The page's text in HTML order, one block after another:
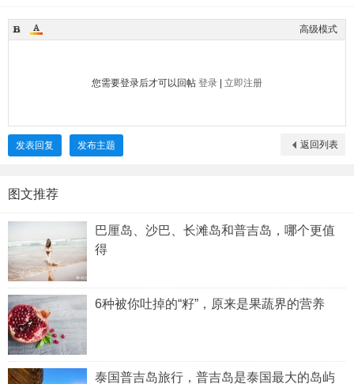
高级模式
您需要登录后才可以回帖 登录 立即注册
返回列表
发表回复 发布主题
图文推荐
巴厘岛、沙巴、长滩岛和普吉岛，哪个更值
得
6种被你吐掉的“籽”，原来是果蔬界的营养
泰国普吉岛旅行，普吉岛是泰国最大的岛屿